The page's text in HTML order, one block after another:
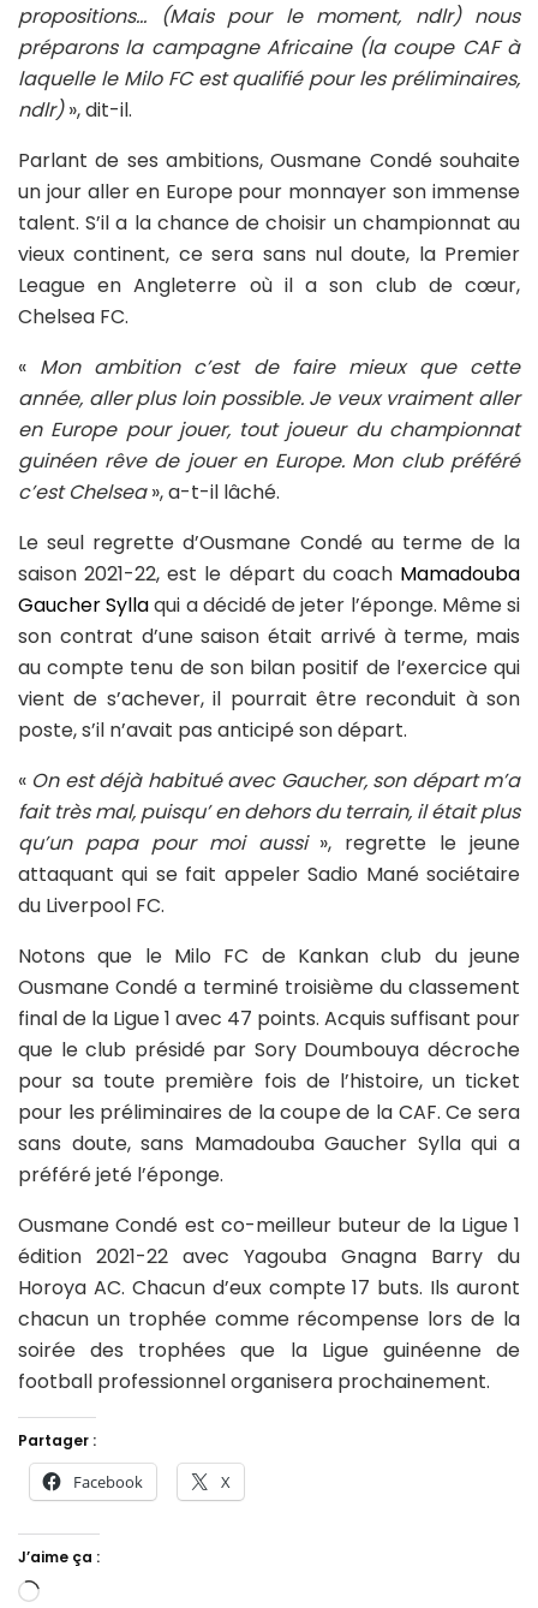
propositions… (Mais pour le moment, ndlr) nous
préparons la campagne Africaine (la coupe CAF à
laquelle le Milo FC est qualifié pour les préliminaires,
ndlr)», dit-il.
Parlant de ses ambitions, Ousmane Condé souhaite
un jour aller en Europe pour monnayer son immense
talent. S’il a la chance de choisir un championnat au
vieux continent, ce sera sans nul doute, la Premier
League en Angleterre où il a son club de cœur,
Chelsea FC.
« Mon ambition c’est de faire mieux que cette
année, aller plus loin possible. Je veux vraiment aller
en Europe pour jouer, tout joueur du championnat
guinéen rêve de jouer en Europe. Mon club préféré
c’est Chelsea», a-t-il lâché.
Le seul regrette d’Ousmane Condé au terme de la
saison 2021-22, est le départ du coach Mamadouba
Gaucher Syllaqui a décidé de jeter l’éponge. Même si
son contrat d’une saison était arrivé à terme, mais
au compte tenu de son bilan positif de l’exercice qui
vient de s’achever, il pourrait être reconduit à son
poste, s’il n’avait pas anticipé son départ.
« On est déjà habitué avec Gaucher, son départ m’a
fait très mal, puisqu’ en dehors du terrain, il était plus
qu’un papa pour moi aussi », regrette le jeune
attaquant qui se fait appeler Sadio Mané sociétaire
du Liverpool FC.
Notons que le Milo FC de Kankan club du jeune
Ousmane Condé a terminé troisième du classement
final de la Ligue 1 avec 47 points. Acquis suffisant pour
que le club présidé par Sory Doumbouya décroche
pour sa toute première fois de l’histoire, un ticket
pour les préliminaires de la coupe de la CAF. Ce sera
sans doute, sans Mamadouba Gaucher Sylla qui a
préféré jeté l’éponge.
Ousmane Condé est co-meilleur buteur de la Ligue 1
édition 2021-22 avec Yagouba Gnagna Barry du
Horoya AC. Chacun d’eux compte 17 buts. Ils auront
chacun un trophée comme récompense lors de la
soirée des trophées que la Ligue guinéenne de
football professionnel organisera prochainement.
Partager :
Facebook X
J’aime ça :
Chargement…